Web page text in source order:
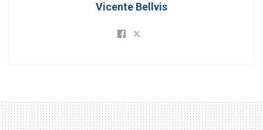
Vicente Bellvis